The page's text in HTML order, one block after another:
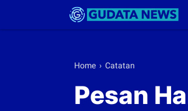
Home › Catatan
Pesan